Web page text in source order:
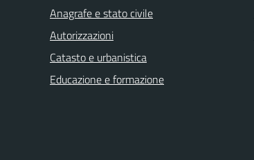
Anagrafe e stato civile
Autorizzazioni
Catasto e urbanistica
Educazione e formazione